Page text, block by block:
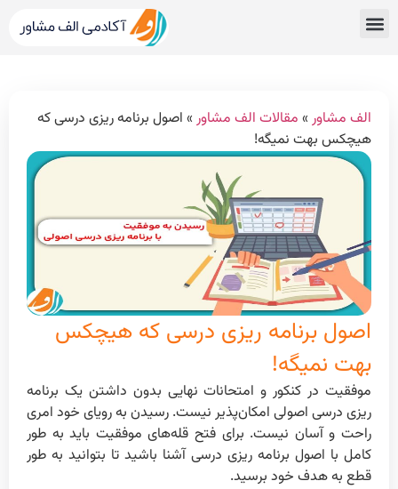
الف مشاور » مقالات الف مشاور » اصول برنامه ریزی درسی که
هیچکس بهت نمیگه!
اصول برنامه ریزی درسی که هیچکس
بهت نمیگه!
موفقیت در کنکور و امتحانات نهایی بدون داشتن یک برنامه
ریزی درسی اصولی امکان‌پذیر نیست. رسیدن به رویای خود امری
راحت و آسان نیست. برای فتح قله‌های موفقیت باید به طور
کامل با اصول برنامه ریزی درسی آشنا باشید تا بتوانید به طور
قطع به هدف خود برسید.